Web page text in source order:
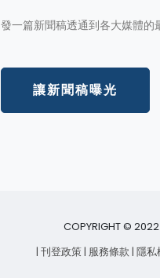
發一篇新聞稿透通到各大媒體的
讓新聞稿曝光
COPYRIGHT ©
| 刊登政策| 服務條款 | 隱